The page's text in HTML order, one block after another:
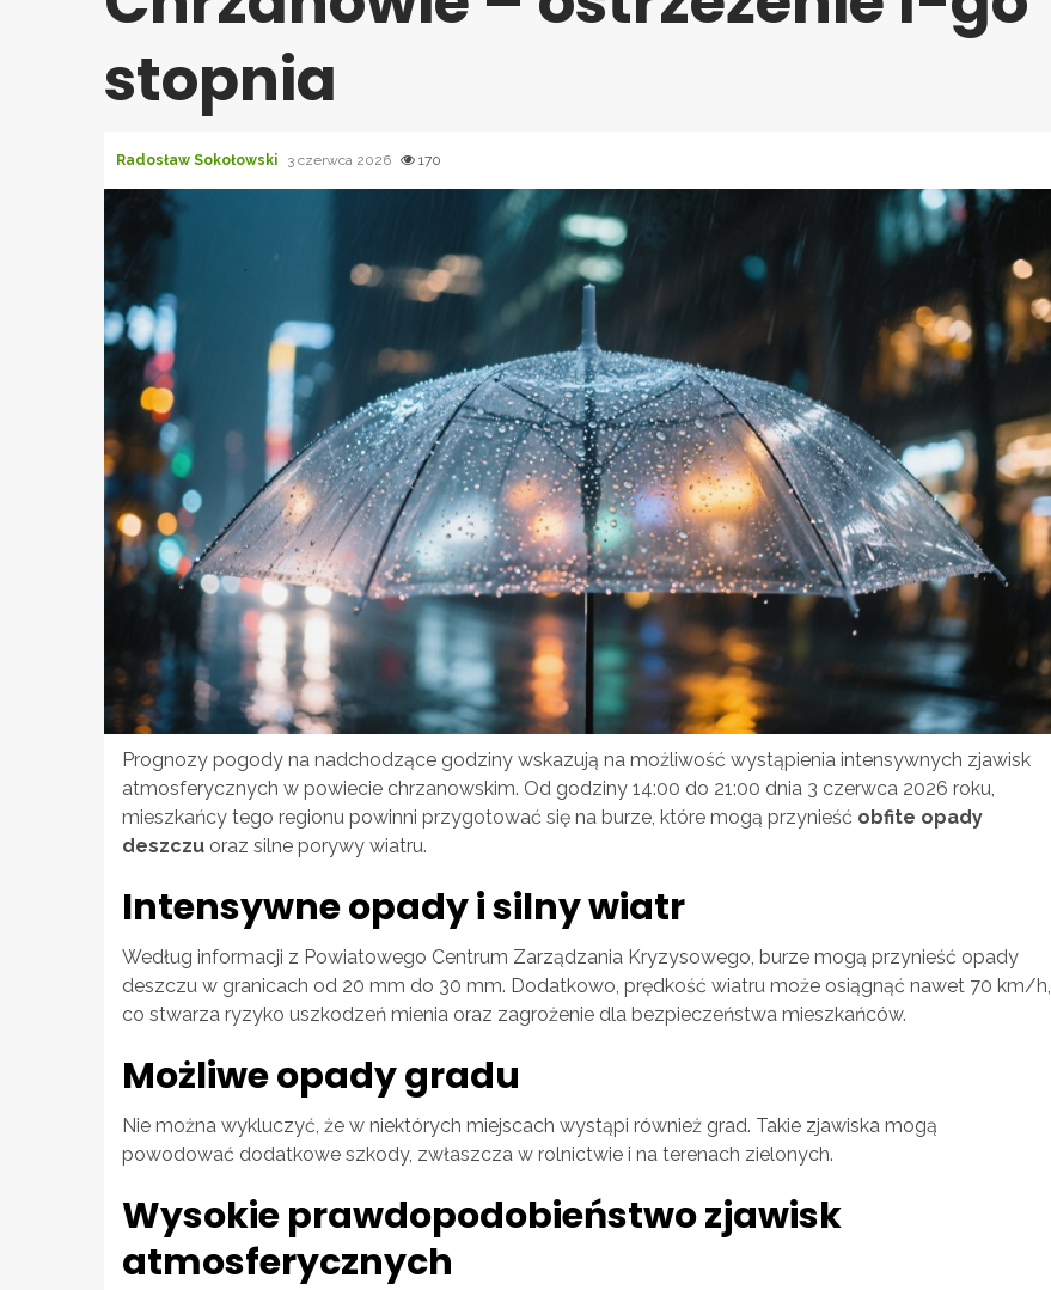
stopnia
Radosław Sokołowski 3 czerwca 2026 170
Prognozy pogody na nadchodzące godziny wskazują na możliwość wystąpienia intensywnych zjawisk
atmosferycznych w powiecie chrzanowskim. Od godziny 14:00 do 21:00 dnia 3 czerwca 2026 roku,
mieszkańcy tego regionu powinni przygotować się na burze, które mogą przynieść obfite opady
deszczu oraz silne porywy wiatru.
Intensywne opady i silny wiatr
Według informacji z Powiatowego Centrum Zarządzania Kryzysowego, burze mogą przynieść opady
deszczu w granicach od 20 mm do 30 mm. Dodatkowo, prędkość wiatru może osiągnąć nawet 70 km/h,
co stwarza ryzyko uszkodzeń mienia oraz zagrożenie dla bezpieczeństwa mieszkańców.
Możliwe opady gradu
Nie można wykluczyć, że w niektórych miejscach wystąpi również grad. Takie zjawiska mogą
powodować dodatkowe szkody, zwłaszcza w rolnictwie i na terenach zielonych.
Wysokie prawdopodobieństwo zjawisk
atmosferycznych